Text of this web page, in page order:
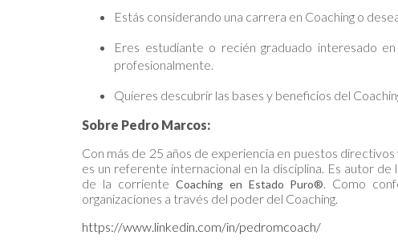
Estás considerando una carrera en Coaching o
Eres estudiante o recién graduado interesado
profesionalmente.
Quieres descubrir las bases y beneficios del
Sobre Pedro Marcos:
Con más de 25 años de experiencia en puestos
es un referente internacional en la disciplina. Es autor
de la corriente Coaching en Estado Puro®. Como
organizaciones a través del poder del Coaching.
https://www.linkedin.com/in/pedromcoach/